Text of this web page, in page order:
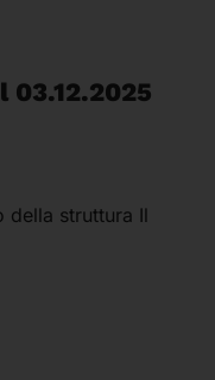
03.12.2025
della struttura Il